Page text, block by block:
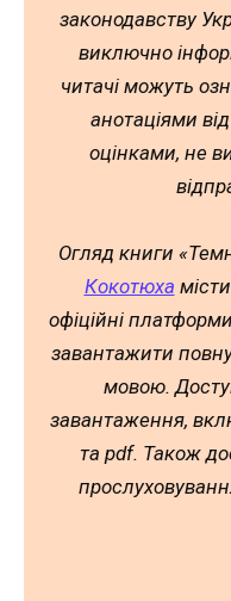
законодавству
виключно
читачі можуть
анотаціями
оцінками, не
Огляд книги
Кокотюха
офіційні
завантажити
мовою.
завантаження,
та pdf. Також